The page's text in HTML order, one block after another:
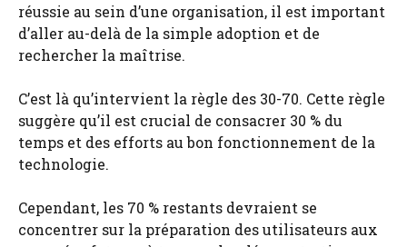
réussie au sein d’une organisation, il est important
d’aller au-delà de la simple adoption et de
rechercher la maîtrise.
C’est là qu’intervient la règle des 30-70. Cette règle
suggère qu’il est crucial de consacrer 30 % du
temps et des efforts au bon fonctionnement de la
technologie.
Cependant, les 70 % restants devraient se
concentrer sur la préparation des utilisateurs aux